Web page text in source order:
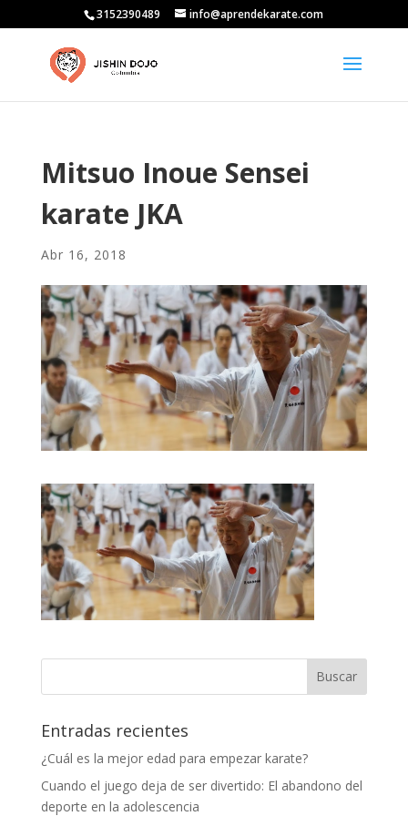
3152390489 info@aprendekarate.com
Mitsuo Inoue Sensei
karate JKA
Abr 16, 2018
Entradas recientes
¿Cuál es la mejor edad para empezar karate?
Cuando el juego deja de ser divertido: El abandono del
deporte en la adolescencia